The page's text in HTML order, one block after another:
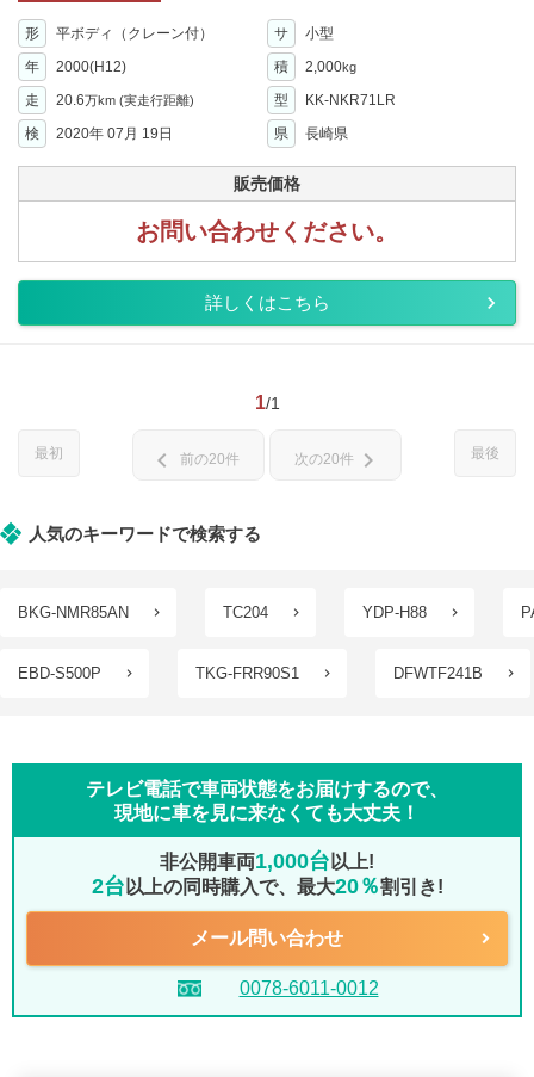
形 平ボディ（クレーン付） サ
小型
年
2000(H12) 積 2,000kg
走 20.6万km (実走行距離) 型
KK-NKR71LR
検
2020年 07月 19日 県 長崎県
販売価格
お問い合わせください。
詳しくはこちら
1/1
最初 最後
chevron_left 前の20件 次の20件 chevron_right
人気のキーワードで検索する
BKG-NMR85AN TC204 YDP-H88
EBD-S500P TKG-FRR90S1 DFWTF241B
テレビ電話で車両状態をお届けするので、
現地に車を見に来なくても大丈夫！
非公開車両1,000台 以上!
2台 以上の同時購入で、最大20％割引き!
メール問い合わせ
0078-6011-0012